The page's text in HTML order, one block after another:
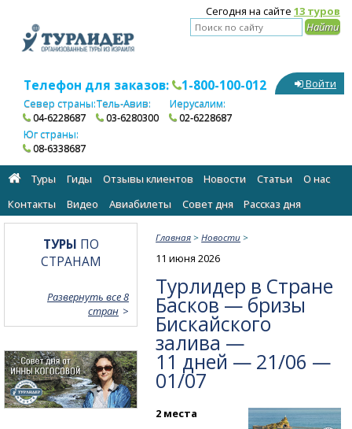
Сегодня на сайте 13 туров
Телефон для заказов: 1-800-100-012
Север страны:
04-6228687
Тель-Авив:
03-6280300
Иерусалим:
02-6228687
Юг страны:
08-6338687
Войти
Туры Гиды Отзывы клиентов Новости Статьи
О нас
Контакты
Видео Авиабилеты Cовет дня Рассказ дня
Главная >Новости >
11 июня 2026
Турлидер в Стране
Басков — бризы
Бискайского
залива —
11 дней — 21/06 —
01/07
2 места
ТУРЫ ПО
СТРАНАМ
Развернуть все 8
стран